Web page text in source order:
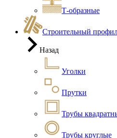
Т-образные
Строительный
Назад
Уголки
Прутки
Трубы
Трубы круглые